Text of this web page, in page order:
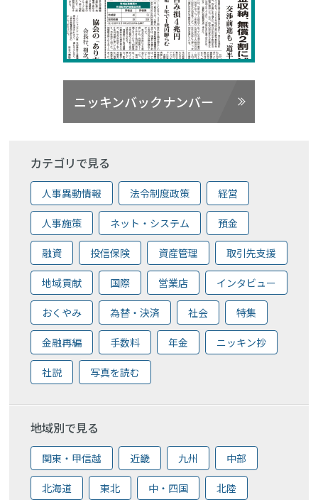
ニッキンバックナンバー
カテゴリで見る
人事異動情報 法令制度政策 経営
人事施策 ネット・システム 預金
融資 投信保険 資産管理 取引先支援
地域貢献 国際 営業店 インタビュー
おくやみ 為替・決済 社会 特集
金融再編 手数料 年金 ニッキン抄
社説 写真を読む
地域別で見る
関東・甲信越 近畿 九州 中部
北海道 東北 中・四国 北陸